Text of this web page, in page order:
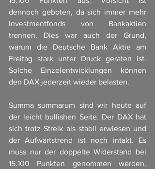
dennoch geboten, da sich immer mehr
Investmentfonds von Bankaktien
trennen. Dies war auch der Grund,
warum die Deutsche Bank Aktie am
Freitag stark unter Druck geraten ist.
Solche Einzelentwicklungen können
den DAX jederzeit wieder belasten.
Summa summarum sind wir heute auf
der leicht bullishen Seite. Der DAX hat
sich trotz Streik als stabil erwiesen und
der Aufwärtstrend ist noch intakt. Es
muss nur der doppelte Widerstand bei
15.100 Punkten genommen werden.